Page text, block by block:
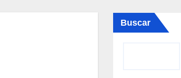
Buscar